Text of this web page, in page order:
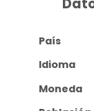
País
Idioma
Moneda